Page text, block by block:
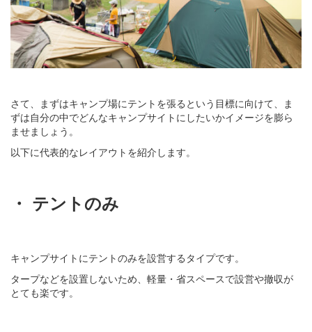
さて、まずはキャンプ場にテントを張るという目標に向けて、ま
ずは自分の中でどんなキャンプサイトにしたいかイメージを膨ら
ませましょう。
以下に代表的なレイアウトを紹介します。
・ テントのみ
キャンプサイトにテントのみを設営するタイプです。
タープなどを設置しないため、軽量・省スペースで設営や撤収が
とても楽です。